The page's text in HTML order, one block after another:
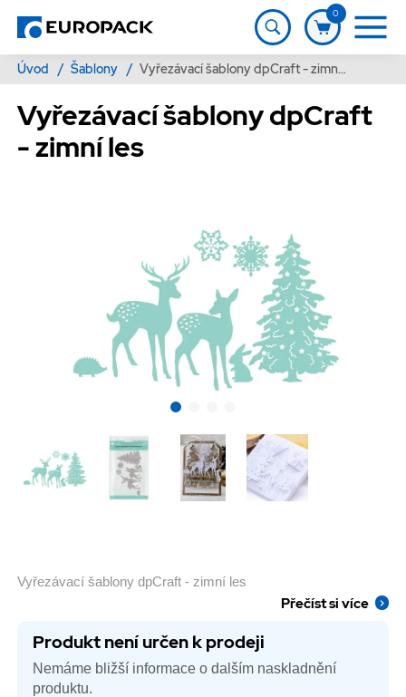
0
Úvod / Šablony / Vyřezávací šablony dpCraft - zimní les
Vyřezávací šablony dpCraft
- zimní les
Vyřezávací šablony dpCraft - zimní les
Přečíst si více
Produkt není určen k prodeji
Nemáme bližší informace o dalším naskladnění
produktu.